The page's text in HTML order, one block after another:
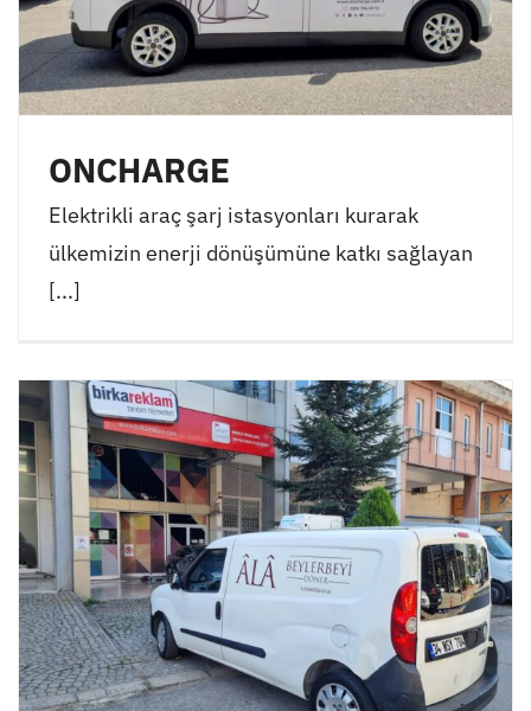
ONCHARGE
Elektrikli araç şarj istasyonları kurarak
ülkemizin enerji dönüşümüne katkı sağlayan
[...]